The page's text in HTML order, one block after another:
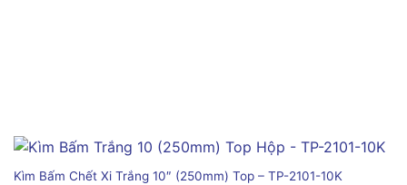
Kìm Bấm Chết Xi Trắng 10″ (250mm) Top – TP-2101-10K